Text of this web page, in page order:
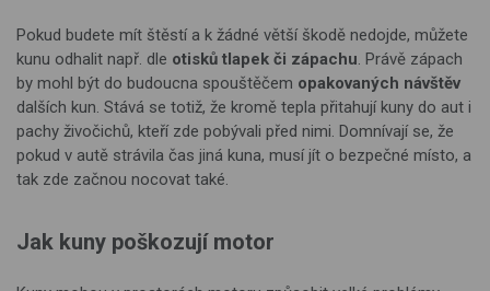
Pokud budete mít štěstí a k žádné větší škodě nedojde, můžete
kunu odhalit např. dle otisků tlapek či zápachu. Právě zápach
by mohl být do budoucna spouštěčem opakovaných návštěv
dalších kun. Stává se totiž, že kromě tepla přitahují kuny do aut i
pachy živočichů, kteří zde pobývali před nimi. Domnívají se, že
pokud v autě strávila čas jiná kuna, musí jít o bezpečné místo, a
tak zde začnou nocovat také.
Jak kuny poškozují motor